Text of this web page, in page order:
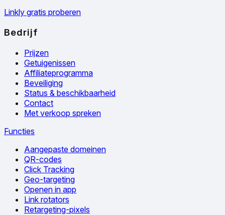
Linkly gratis proberen
Bedrijf
Prijzen
Getuigenissen
Affiliateprogramma
Beveiliging
Status & beschikbaarheid
Contact
Met verkoop spreken
Functies
Aangepaste domeinen
QR-codes
Click Tracking
Geo-targeting
Openen in app
Link rotators
Retargeting-pixels